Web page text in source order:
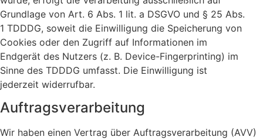
Grundlage von Art. 6 Abs. 1 lit. a DSGVO und § 25 Abs.
1 TDDDG, soweit die Einwilligung die Speicherung von
Cookies oder den Zugriff auf Informationen im
Endgerät des Nutzers (z. B. Device-Fingerprinting) im
Sinne des TDDDG umfasst. Die Einwilligung ist
jederzeit widerrufbar.
Auftragsverarbeitung
Wir haben einen Vertrag über Auftragsverarbeitung (AVV)